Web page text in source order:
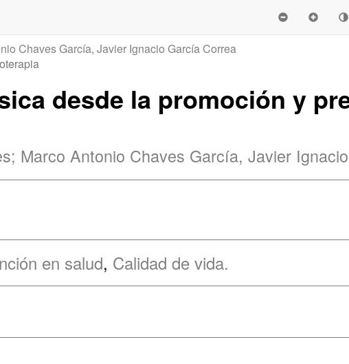
Chaves García, Javier Ignacio García Correa
desde la promoción y
Marco Antonio Chaves García, Javier
en salud, Calidad de vida.